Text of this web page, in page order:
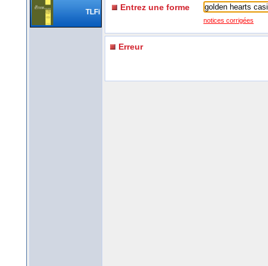
TLFi Entrez une forme
notices corrigées
Erreur